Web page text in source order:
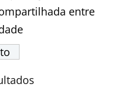
entre